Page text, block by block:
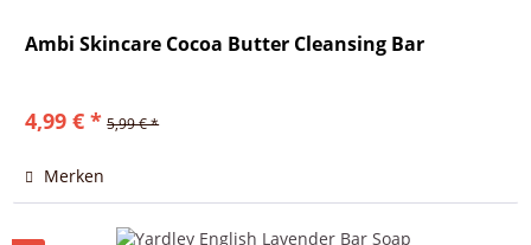
Ambi Skincare Cocoa Butter Cleansing Bar
4,99 € * 5,99 € *
Merken